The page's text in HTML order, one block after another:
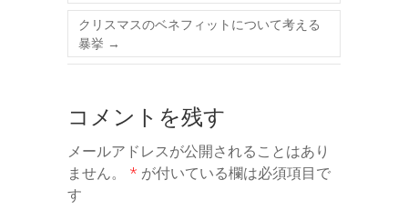
クリスマスのベネフィットについて考える
暴挙 →
コメントを残す
メールアドレスが公開されることはあり
ません。
* が付いている欄は必須項目で
す